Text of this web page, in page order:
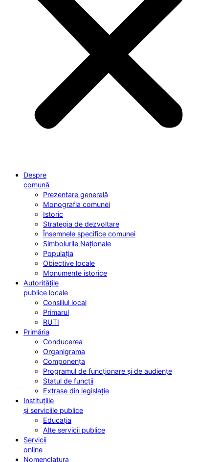
Despre
comună
Prezentare generală
Monografia comunei
Istoric
Strategia de dezvoltare
Însemnele specifice comunei
Simbolurile Naționale
Populația
Obiective locale
Monumente istorice
Autoritățile
publice locale
Consiliul local
Primarul
RUTI
Primăria
Conducerea
Organigrama
Componența
Programul de funcționare și de audiențe
Statul de funcții
Extrase din legislație
Instituțiile
și serviciile publice
Educația
Alte servicii publice
Servicii
online
Nomenclatura